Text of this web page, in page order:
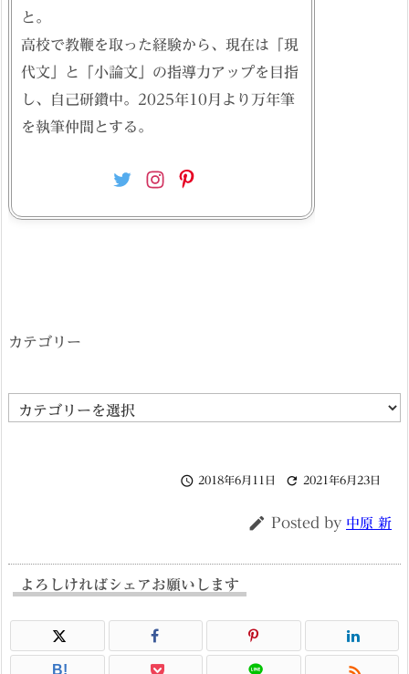
と。
高校で教鞭を取った経験から、現在は「現
代文」と「小論文」の指導力アップを目指
し、自己研鑽中。2025年10月より万年筆
を執筆仲間とする。
カテゴリー
カ
 2018年6月11日  2021年6月23日
 Posted by 中原 新
よろしければシェアお願いします
B!